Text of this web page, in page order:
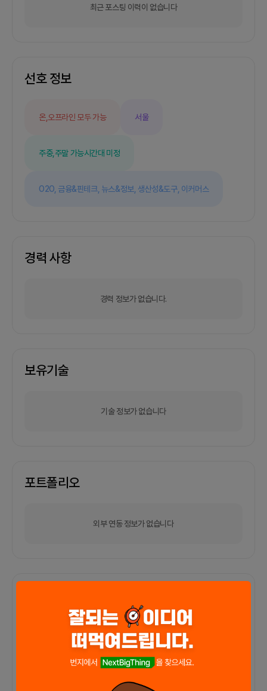
최근 포스팅 이력이 없습니다
선호 정보
온,오프라인 모두 가능 서울
주중,주말 가능시간대 미정
O2O, 금융&핀테크, 뉴스&정보, 생산성&도구, 이커머스
경력 사항
경력 정보가 없습니다.
보유기술
기술 정보가 없습니다
포트폴리오
외부 연동 정보가 없습니다
0 프로젝트 0 프로챗 0